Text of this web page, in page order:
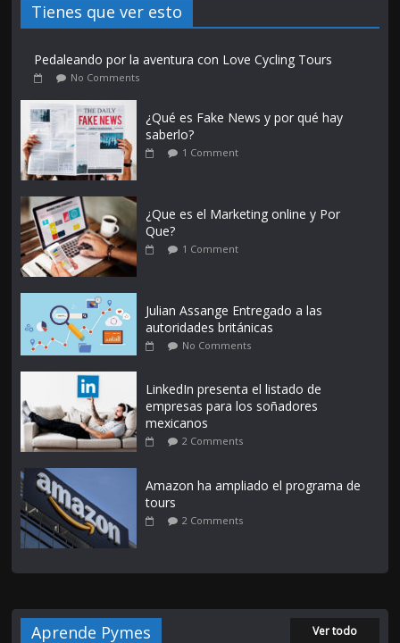
Tienes que ver esto
Pedaleando por la aventura con Love Cycling Tours
No Comments
¿Qué es Fake News y por qué hay
saberlo?
1 Comment
¿Que es el Marketing online y Por
Que?
1 Comment
Julian Assange Entregado a las
autoridades británicas
No Comments
LinkedIn presenta el listado de
empresas para los soñadores
mexicanos
2 Comments
Amazon ha ampliado el programa de
tours
2 Comments
Aprende Pymes Ver todo